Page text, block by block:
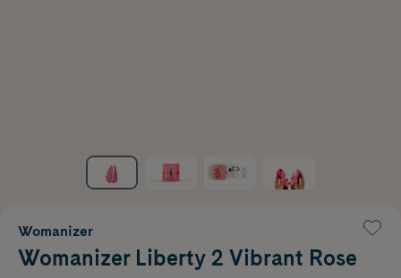
Womanizer
Womanizer Liberty 2 Vibrant Rose